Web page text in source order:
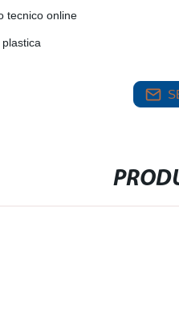
tecnico online